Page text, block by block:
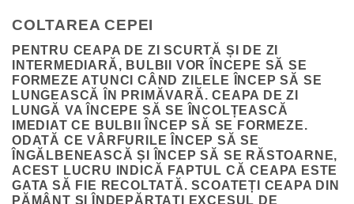
COLTAREA CEPEI
PENTRU CEAPA DE ZI SCURTĂ ȘI DE ZI
INTERMEDIARĂ, BULBII VOR ÎNCEPE SĂ SE
FORMEZE ATUNCI CÂND ZILELE ÎNCEP SĂ SE
LUNGEASCĂ ÎN PRIMĂVARĂ. CEAPA DE ZI
LUNGĂ VA ÎNCEPE SĂ SE ÎNCOLȚEASCĂ
IMEDIAT CE BULBII ÎNCEP SĂ SE FORMEZE.
ODATĂ CE VÂRFURILE ÎNCEP SĂ SE
ÎNGĂLBENEASCĂ ȘI ÎNCEP SĂ SE RĂSTOARNE,
ACEST LUCRU INDICĂ FAPTUL CĂ CEAPA ESTE
GATA SĂ FIE RECOLTATĂ. SCOATEȚI CEAPA DIN
PĂMÂNT ȘI ÎNDEPĂRTAȚI EXCESUL DE